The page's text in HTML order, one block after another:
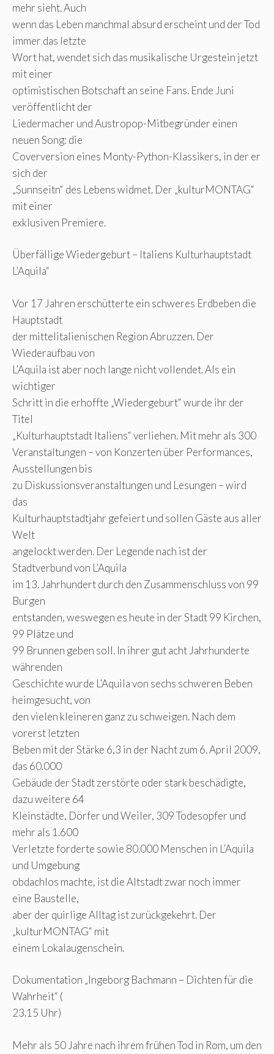
mehr sieht. Auch
wenn das Leben manchmal absurd erscheint und der Tod
immer das letzte
Wort hat, wendet sich das musikalische Urgestein jetzt
mit einer
optimistischen Botschaft an seine Fans. Ende Juni
veröffentlicht der
Liedermacher und Austropop-Mitbegründer einen
neuen Song: die
Coverversion eines Monty-Python-Klassikers, in der er
sich der
„Sunnseitn“ des Lebens widmet. Der „kulturMONTAG“
mit einer
exklusiven Premiere.
Überfällige Wiedergeburt – Italiens Kulturhauptstadt
L’Aquila“
Vor 17 Jahren erschütterte ein schweres Erdbeben die
Hauptstadt
der mittelitalienischen Region Abruzzen. Der
Wiederaufbau von
L’Aquila ist aber noch lange nicht vollendet. Als ein
wichtiger
Schritt in die erhoffte „Wiedergeburt“ wurde ihr der
Titel
„Kulturhauptstadt Italiens“ verliehen. Mit mehr als 300
Veranstaltungen – von Konzerten über Performances,
Ausstellungen bis
zu Diskussionsveranstaltungen und Lesungen – wird
das
Kulturhauptstadtjahr gefeiert und sollen Gäste aus aller
Welt
angelockt werden. Der Legende nach ist der
Stadtverbund von L’Aquila
im 13. Jahrhundert durch den Zusammenschluss von 99
Burgen
entstanden, weswegen es heute in der Stadt 99 Kirchen,
99 Plätze und
99 Brunnen geben soll. In ihrer gut acht Jahrhunderte
währenden
Geschichte wurde L’Aquila von sechs schweren Beben
heimgesucht, von
den vielen kleineren ganz zu schweigen. Nach dem
vorerst letzten
Beben mit der Stärke 6,3 in der Nacht zum 6. April 2009,
das 60.000
Gebäude der Stadt zerstörte oder stark beschädigte,
dazu weitere 64
Kleinstädte, Dörfer und Weiler, 309 Todesopfer und
mehr als 1.600
Verletzte forderte sowie 80.000 Menschen in L’Aquila
und Umgebung
obdachlos machte, ist die Altstadt zwar noch immer
eine Baustelle,
aber der quirlige Alltag ist zurückgekehrt. Der
„kulturMONTAG“ mit
einem Lokalaugenschein.
Dokumentation „Ingeborg Bachmann – Dichten für die
Wahrheit“ (
23.15 Uhr)
Mehr als 50 Jahre nach ihrem frühen Tod in Rom, um den